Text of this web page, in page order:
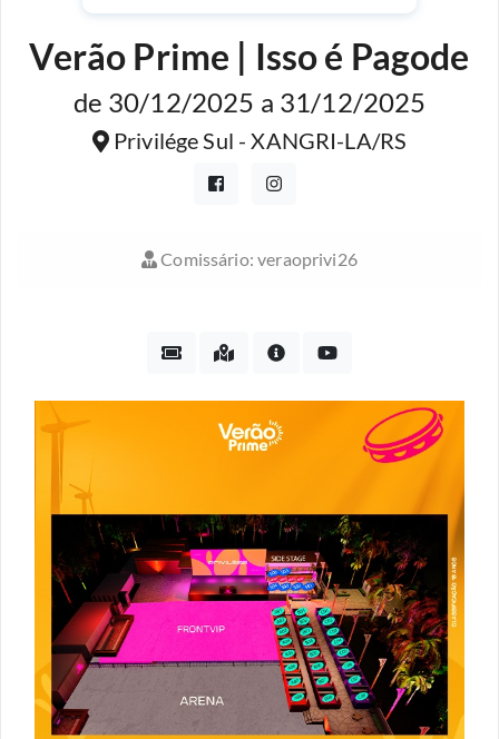
Verão Prime | Isso é Pagode
de 30/12/2025 a 31/12/2025
Privilége Sul - XANGRI-LA/RS
Comissário: veraoprivi26